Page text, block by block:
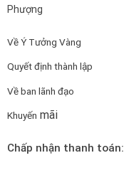
Phượng
Về Ý Tưởng Vàng
Quyết định thành lập
Về ban lãnh đạo
Khuyến mãi
Chấp nhận thanh toán: